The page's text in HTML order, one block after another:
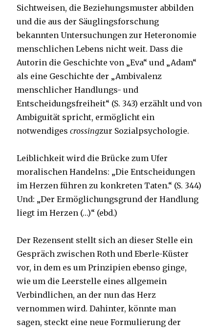
Sichtweisen, die Beziehungsmuster abbilden
und die aus der Säuglingsforschung
bekannten Untersuchungen zur Heteronomie
menschlichen Lebens nicht weit. Dass die
Autorin die Geschichte von „Eva“ und „Adam“
als eine Geschichte der „Ambivalenz
menschlicher Handlungs- und
Entscheidungsfreiheit“ (S. 343) erzählt und von
Ambiguität spricht, ermöglicht ein
notwendigescrossingzur Sozialpsychologie.
Leiblichkeit wird die Brücke zum Ufer
moralischen Handelns: „Die Entscheidungen
im Herzen führen zu konkreten Taten.“ (S. 344)
Und: „Der Ermöglichungsgrund der Handlung
liegt im Herzen (…)“ (ebd.)
Der Rezensent stellt sich an dieser Stelle ein
Gespräch zwischen Roth und Eberle-Küster
vor, in dem es um Prinzipien ebenso ginge,
wie um die Leerstelle eines allgemein
Verbindlichen, an der nun das Herz
vernommen wird. Dahinter, könnte man
sagen, steckt eine neue Formulierung der